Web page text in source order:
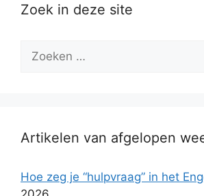
Zoek in deze site
naar:
Artikelen van afgelopen
Hoe zeg je “hulpvraag” in het